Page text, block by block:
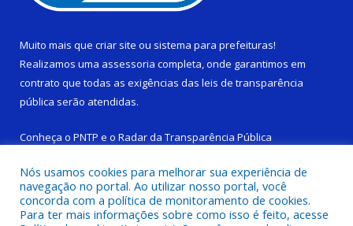
Muito mais que criar site ou sistema para prefeituras!
Realizamos uma assessoria completa, onde garantimos em
contrato que todas as exigências das leis de transparência
pública serão atendidas.
Conheça o PNTP e o Radar da Transparência Pública
Todos os direitos reservados a Câmara Municipal de Limoeiro do
Nós usamos cookies para melhorar sua experiência de
navegação no portal. Ao utilizar nosso portal, você
concorda com a política de monitoramento de cookies.
Para ter mais informações sobre como isso é feito, acesse